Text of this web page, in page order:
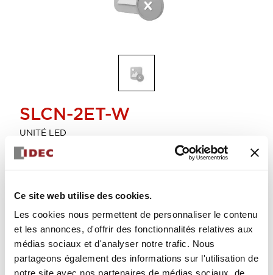
Ce site web utilise des cookies.
Les cookies nous permettent de personnaliser le contenu
et les annonces, d'offrir des fonctionnalités relatives aux
médias sociaux et d'analyser notre trafic. Nous
partageons également des informations sur l'utilisation de
notre site avec nos partenaires de médias sociaux, de
SLCN-2ET-W
UNITÉ LED
Sélectionner la quantité